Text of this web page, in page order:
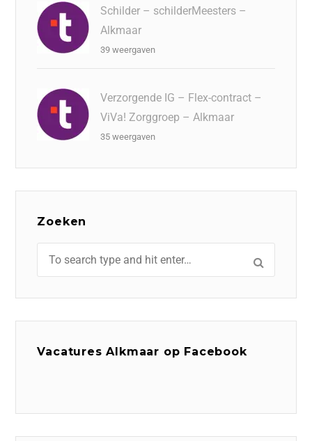
Schilder – schilderMeesters –
Alkmaar
39 weergaven
Verzorgende IG – Flex-contract –
ViVa! Zorggroep – Alkmaar
35 weergaven
Zoeken
Vacatures Alkmaar op Facebook